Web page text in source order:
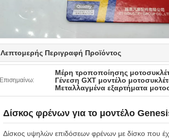
Λεπτομερής Περιγραφή Προϊόντος
Επισημαίνω:
Μέρη τροποποίησης
Γένεση GXT μοντέλο
Μεταλλαγμένα εξαρτήματα
Δίσκος φρένων για το μοντέλο
Δίσκος υψηλών επιδόσεων φρένων με δίσκο που